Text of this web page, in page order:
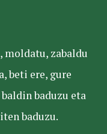
moldatu, zabaldu
beti ere, gure
baduzu eta
baduzu.